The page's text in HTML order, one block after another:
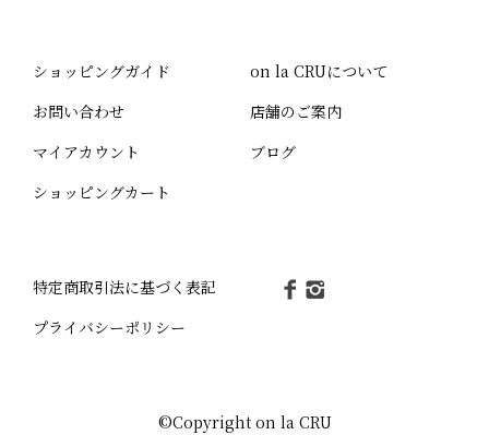
ショッピングガイド
お問い合わせ
マイアカウント
ショッピングカート
on la CRUについて
店舗のご案内
ブログ
特定商取引法に基づく表記
プライバシーポリシー
©Copyright on la CRU